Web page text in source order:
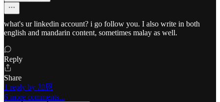
what's ur linkedin account? i go follow you. I also write in both
english and mandarin content, sometimes malay as well.
Reply
Share
1 reply by 加恩
6 more comments...